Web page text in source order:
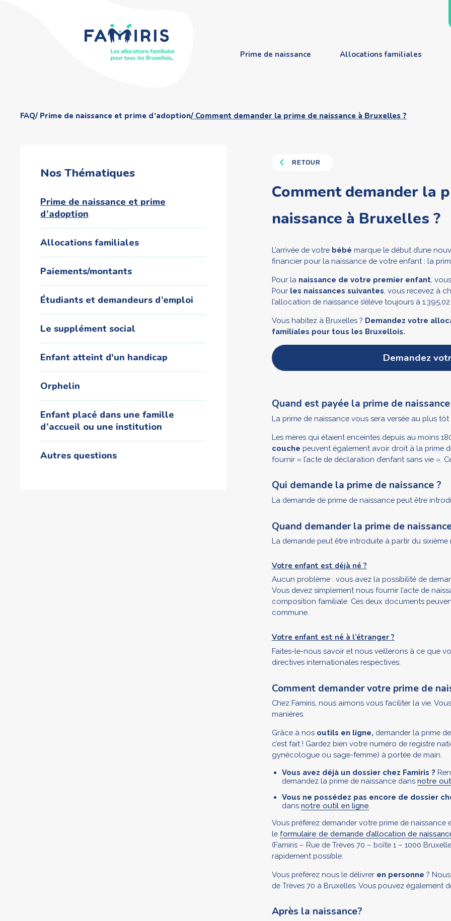
Prime de naissance Allocations familiales
FAQ Prime de naissance et prime d’adoption Comment demander la prime de naissance à Bruxelles ?
Nos Thématiques
Prime de naissance et prime
d’adoption
Allocations familiales
Paiements/montants
Étudiants et demandeurs d’emploi
Le supplément social
Enfant atteint d'un handicap
Orphelin
Enfant placé dans une famille
d’accueil ou une institution
Autres questions
RETOUR
Comment demander la
naissance à Bruxelles ?
L’arrivée de votre bébé marque le début d’une
financier pour la naissance de votre enfant : la
Pour la naissance de votre premier enfant ,
Pour les naissances suivantes , vous recevez à
l’allocation de naissance s’élève toujours à
Vous habitez à Bruxelles ? Demandez votre
familiales pour tous les Bruxellois.
Demandez
Quand est payée la prime de
La prime de naissance vous sera versée au plus
Les mères qui étaient enceintes depuis au moins
couche peuvent également avoir droit à la prime
fournir « l’acte de déclaration d’enfant sans vie ».
Qui demande la prime de naissance ?
La demande de prime de naissance peut être
Quand demander la prime de
La demande peut être introduite à partir du sixième
Votre enfant est déjà né ?
Aucun problème : vous avez la possibilité de
Vous devez simplement nous fournir l’acte de
composition familiale. Ces deux documents
commune.
Votre enfant est né à l’étranger ?
Faites-le-nous savoir et nous veillerons à ce que
directives internationales respectives.
Comment demander votre prime de
Chez Famiris, nous aimons vous faciliter la vie.
manières.
Grâce à nos outils en ligne, demander la prime
c’est fait ! Gardez bien votre numéro de registre
gynécologue ou sage-femme) à portée de main.
Vous avez déjà un dossier chez Famiris ?
demandez la prime de naissance dans notre
Vous ne possédez pas encore de dossier
dans notre outil en ligne
Vous préférez demander votre prime de naissance
le formulaire de demande d’allocation de
(Famiris – Rue de Trèves 70 – boîte 1 – 1000
rapidement possible.
Vous préférez nous le délivrer en personne ?
de Trèves 70 à Bruxelles. Vous pouvez également
Après la naissance?